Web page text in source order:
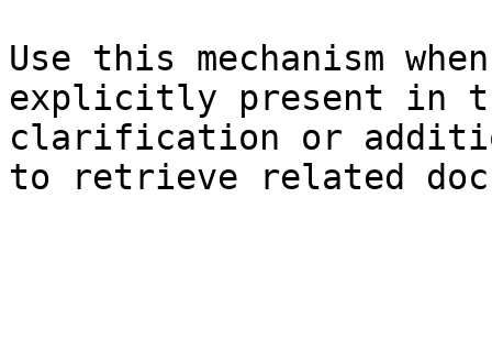
Use this mechanism
explicitly present in
clarification or